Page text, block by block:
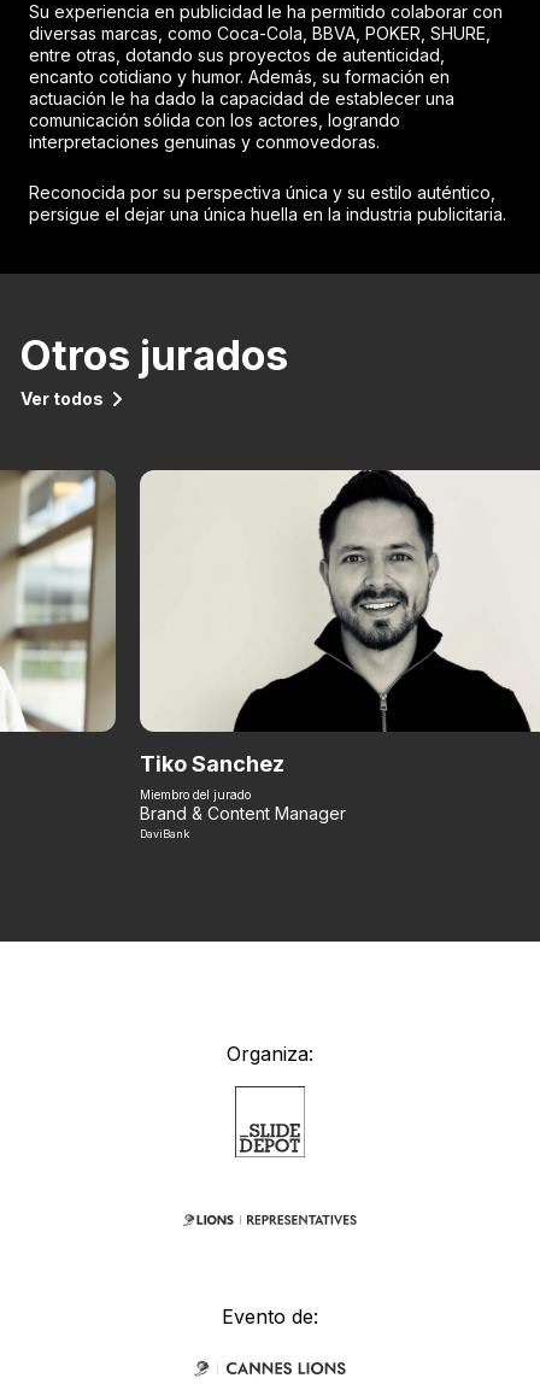
Su experiencia en publicidad le ha permitido colaborar con
diversas marcas, como Coca-Cola, BBVA, POKER, SHURE,
entre otras, dotando sus proyectos de autenticidad,
encanto cotidiano y humor. Además, su formación en
actuación le ha dado la capacidad de establecer una
comunicación sólida con los actores, logrando
interpretaciones genuinas y conmovedoras.
Reconocida por su perspectiva única y su estilo auténtico,
persigue el dejar una única huella en la industria publicitaria.
Otros jurados
Ver todos
Tiko Sanchez
Miembro del jurado
Brand & Content Manager
DaviBank
Organiza:
Evento de: